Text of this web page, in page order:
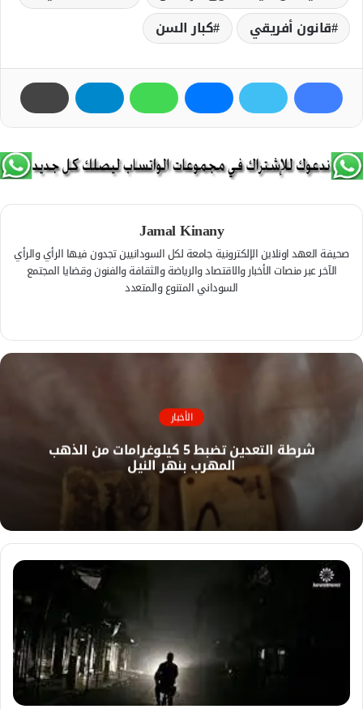
قانون أفريقي
كبار السن
Jamal Kinany
صحيفة العهد اونلاين الإلكترونية جامعة لكل السودانيين تجدون فيها الرأي والرأي
الآخر عبر منصات الأخبار والاقتصاد والرياضة والثقافة والفنون وقضايا المجتمع
السوداني المتنوع والمتعدد
م
و
ا
ل
و
ي
ب
س
ك الأخبار
شرطة التعدين تضبط 5 كيلوغرامات من الذهب
المهرب بنهر النيل